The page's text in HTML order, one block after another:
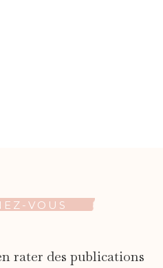
VOUS
rater des publications